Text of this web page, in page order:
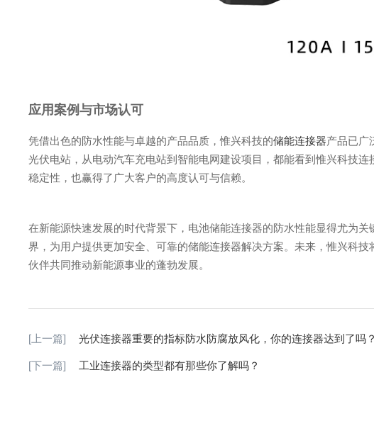
应用案例与市场认可
凭借出色的防水性能与卓越的产品品质，惟兴科技的储能连接器产品已广
光伏电站，从电动汽车充电站到智能电网建设项目，都能看到惟兴科技
稳定性，也赢得了广大客户的高度认可与信赖。
在新能源快速发展的时代背景下，电池储能连接器的防水性能显得尤为
界，为用户提供更加安全、可靠的储能连接器解决方案。未来，惟兴科
伙伴共同推动新能源事业的蓬勃发展。
[上一篇] 光伏连接器重要的指标防水防腐放风化，你的连接器达到了吗？
[下一篇] 工业连接器的类型都有那些你了解吗？